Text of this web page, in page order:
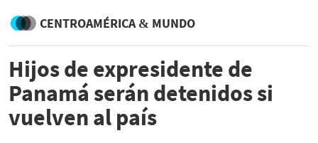
CENTROAMÉRICA & MUNDO
Hijos de expresidente de
Panamá serán detenidos si
vuelven al país